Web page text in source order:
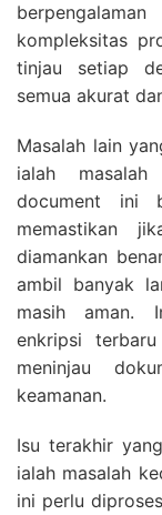
kompleksitas
tinjau setiap
semua akurat
Masalah lain
ialah
document ini
memastikan
diamankan
ambil banyak
masih aman.
enkripsi
meninjau
keamanan.
Isu terakhir
ialah masalah
ini perlu